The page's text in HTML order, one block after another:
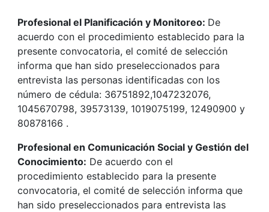
Profesional el Planificación y Monitoreo: De
acuerdo con el procedimiento establecido para la
presente convocatoria, el comité de selección
informa que han sido preseleccionados para
entrevista las personas identificadas con los
número de cédula: 36751892,1047232076,
1045670798, 39573139, 1019075199, 12490900 y
80878166 .
Profesional en Comunicación Social y Gestión del
Conocimiento: De acuerdo con el
procedimiento establecido para la presente
convocatoria, el comité de selección informa que
han sido preseleccionados para entrevista las